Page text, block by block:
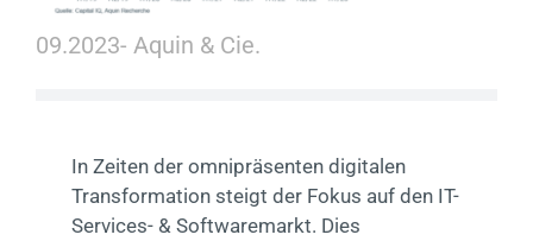
Kontakt
09.2023- Aquin & Cie.
In Zeiten der omnipräsenten digitalen
Transformation steigt der Fokus auf den IT-
Services- & Softwaremarkt. Dies